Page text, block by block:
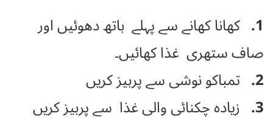
1. کھانا کھانے سے پہلے ہاتھ دھوئیں اور
صاف ستھری غذا کھائیں۔
2. تمباکو نوشی سے پرہیز کریں
3. زیادہ چکنائی والی غذا سے پرہیز کریں